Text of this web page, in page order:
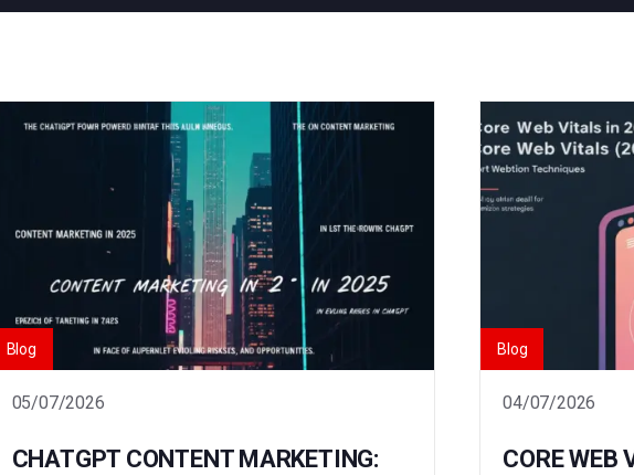
Blog
05/07/2026
CHATGPT CONTENT MARKETING:
Blog
04/07/2026
CORE WEB